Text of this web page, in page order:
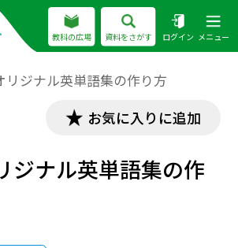
教科の広場 資料をさがす ログイン メニュー
リジナル英単語集の作り方
お気に入りに追加
ジナル英単語集の作